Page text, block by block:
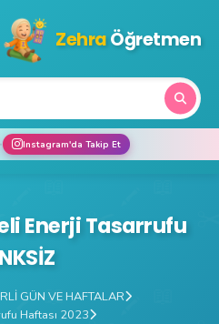
ZehraÖğretmen
Instagram'da Takip Et
Enerji Tasarrufu
GÜN VE HAFTALAR
Haftası 2023